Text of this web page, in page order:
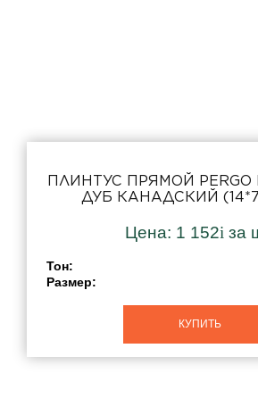
ПЛИНТУС ПРЯМОЙ PERGO
ДУБ КАНАДСКИЙ
Цена: 1 152i за
Тон:
Размер:
КУПИТЬ